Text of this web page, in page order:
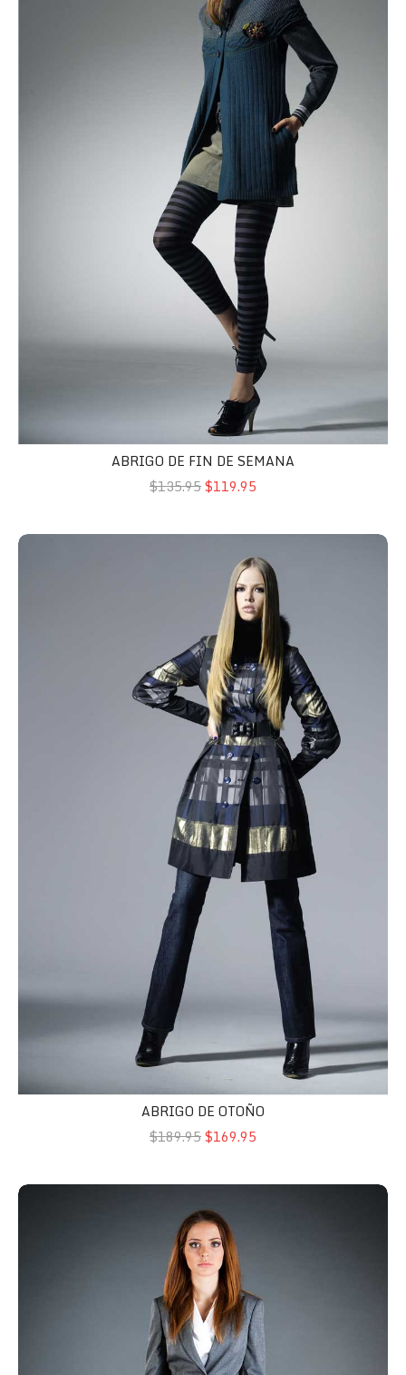
ABRIGO DE FIN DE SEMANA
$135.95$119.95
ABRIGO DE OTOÑO
$189.95$169.95